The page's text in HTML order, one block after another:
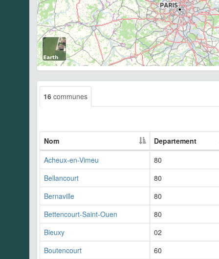
16 communes
Nom
Departement
Acheux-en-Vimeu
80
Bellancourt
80
Bernaville
80
Bettencourt-Saint-Ouen
80
Bieuxy
02
Boutencourt
60